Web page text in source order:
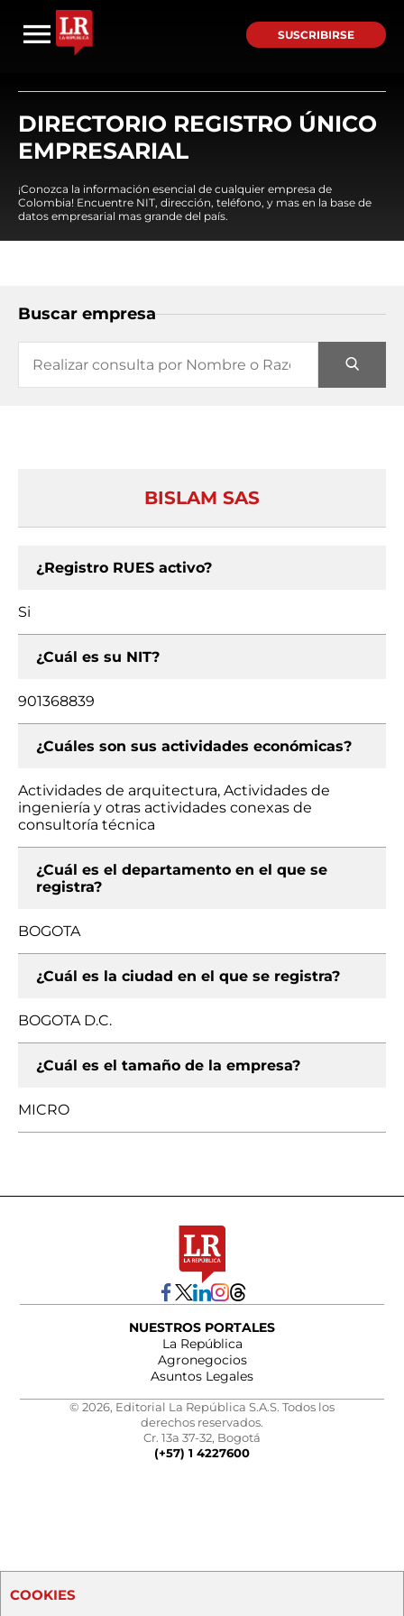
SUSCRIBIRSE
DIRECTORIO REGISTRO ÚNICO
EMPRESARIAL
¡Conozca la información esencial de cualquier empresa de
Colombia! Encuentre NIT, dirección, teléfono, y mas en la base de
datos empresarial mas grande del país.
Buscar empresa
BISLAM SAS
¿Registro RUES activo?
Si
¿Cuál es su NIT?
901368839
¿Cuáles son sus actividades económicas?
Actividades de arquitectura, Actividades de
ingeniería y otras actividades conexas de
consultoría técnica
¿Cuál es el departamento en el que se
registra?
BOGOTA
¿Cuál es la ciudad en el que se registra?
BOGOTA D.C.
¿Cuál es el tamaño de la empresa?
MICRO
NUESTROS PORTALES
La República
Agronegocios
Asuntos Legales
© 2026, Editorial La República S.A.S. Todos los
derechos reservados.
Cr. 13a 37-32, Bogotá
(+57) 1 4227600
COOKIES